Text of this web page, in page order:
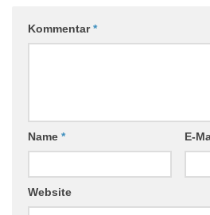
Kommentar*
Name * E-
Website